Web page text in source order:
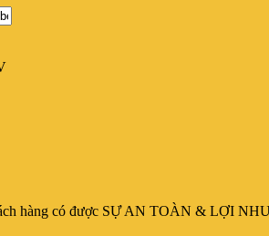
hàng có được SỰ AN TOÀN & LỢI